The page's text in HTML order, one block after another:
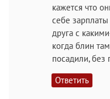
кажется что
себе зарплаты
друга с
когда блин
посадили, без
Ответить